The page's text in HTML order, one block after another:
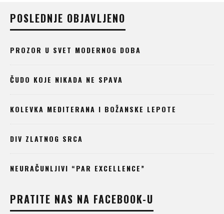
POSLEDNJE OBJAVLJENO
PROZOR U SVET MODERNOG DOBA
ČUDO KOJE NIKADA NE SPAVA
KOLEVKA MEDITERANA I BOŽANSKE LEPOTE
DIV ZLATNOG SRCA
NEURAČUNLJIVI “PAR EXCELLENCE”
PRATITE NAS NA FACEBOOK-U